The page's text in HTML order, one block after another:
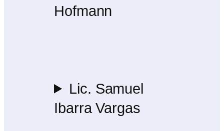
Hofmann
Lic. Samuel
Ibarra Vargas